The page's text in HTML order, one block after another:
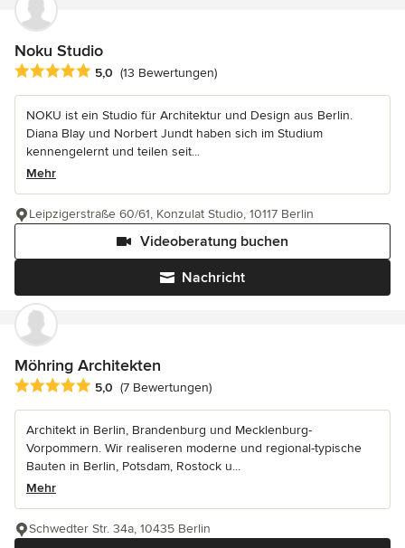
Noku Studio
Durchschnittliche Bewertung: 5 von 5 Sternen
5,0 (13 Bewertungen)
NOKU ist ein Studio für Architektur und Design aus Berlin.
Diana Blay und Norbert Jundt haben sich im Studium
kennengelernt und teilen seit...
Mehr
Nachricht
Videoberatung buchen
Leipzigerstraße 60/61, Konzulat Studio, 10117 Berlin
Möhring Architekten
Durchschnittliche Bewertung: 5 von 5 Sternen
5,0 (7 Bewertungen)
Architekt in Berlin, Brandenburg und Mecklenburg-
Vorpommern. Wir realiseren moderne und regional-typische
Bauten in Berlin, Potsdam, Rostock u...
Mehr
Schwedter Str. 34a, 10435 Berlin